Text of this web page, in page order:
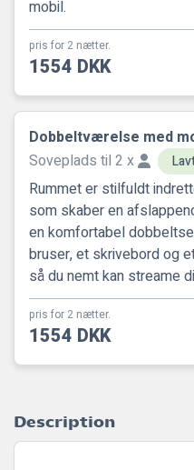
mobil.
pris for 2 nætter.
1554 DKK
Dobbeltværelse med
Soveplads til 2 x
Rummet er stilfuldt
som skaber en
en komfortabel
bruser, et skrivebord og
så du nemt kan streame
pris for 2 nætter.
1554 DKK
Description